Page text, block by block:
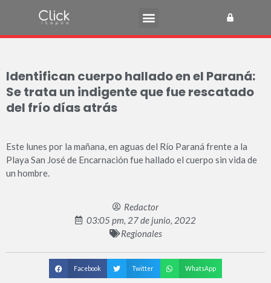
Identifican cuerpo hallado en el Paraná:
Se trata un indigente que fue rescatado
del frío días atrás
Este lunes por la mañana, en aguas del Río Paraná frente a la
Playa San José de Encarnación fue hallado el cuerpo sin vida de
un hombre.
Redactor
03:05 pm, 27 de junio, 2022
Regionales
Facebook Twitter WhatsApp